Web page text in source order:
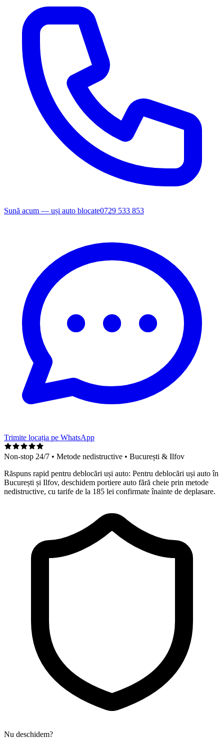
Sună acum — uși auto blocate0729 533 853
Trimite locația pe WhatsApp
Non-stop 24/7 • Metode nedistructive • București & Ilfov
Răspuns rapid pentru deblocări uși auto: Pentru deblocări uși auto în
București și Ilfov, deschidem portiere auto fără cheie prin metode
nedistructive, cu tarife de la 185 lei confirmate înainte de deplasare.
Nu deschidem?